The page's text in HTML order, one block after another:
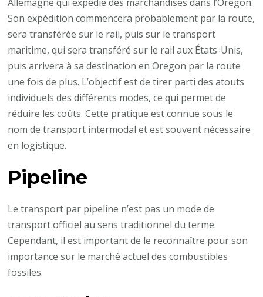
Son expédition commencera probablement par la route,
sera transférée sur le rail, puis sur le transport
maritime, qui sera transféré sur le rail aux États-Unis,
puis arrivera à sa destination en Oregon par la route
une fois de plus. L’objectif est de tirer parti des atouts
individuels des différents modes, ce qui permet de
réduire les coûts. Cette pratique est connue sous le
nom de transport intermodal et est souvent nécessaire
en logistique.
Pipeline
Le transport par pipeline n’est pas un mode de
transport officiel au sens traditionnel du terme.
Cependant, il est important de le reconnaître pour son
importance sur le marché actuel des combustibles
fossiles.